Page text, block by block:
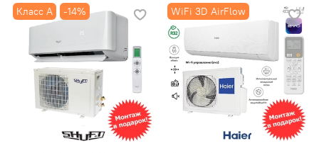
Класс A -14% WiFi 3D AirFlow